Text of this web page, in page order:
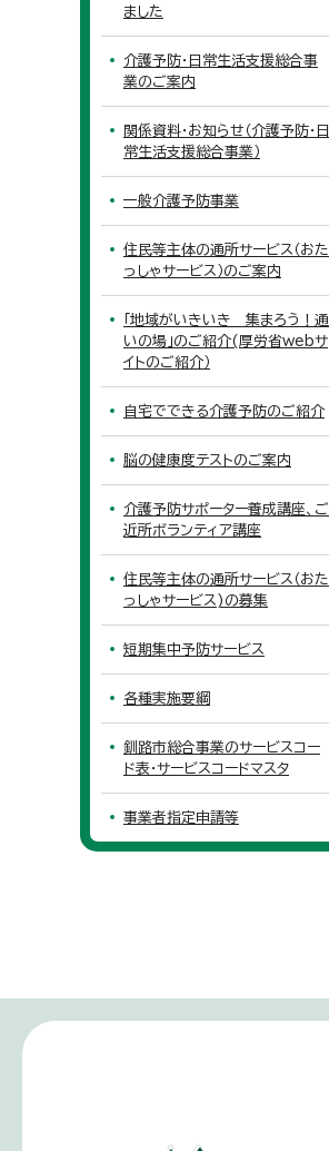
ました
介護予防・日常生活支援総合事
業のご案内
関係資料・お知らせ（介護予防・日
常生活支援総合事業）
一般介護予防事業
住民等主体の通所サービス（おた
っしゃサービス）のご案内
「地域がいきいき 集まろう！通
いの場」のご紹介(厚労省webサ
イトのご紹介）
自宅でできる介護予防のご紹介
脳の健康度テストのご案内
介護予防サポーター養成講座、ご
近所ボランティア講座
住民等主体の通所サービス（おた
っしゃサービス)の募集
短期集中予防サービス
各種実施要綱
釧路市総合事業のサービスコー
ド表・サービスコードマスタ
事業者指定申請等